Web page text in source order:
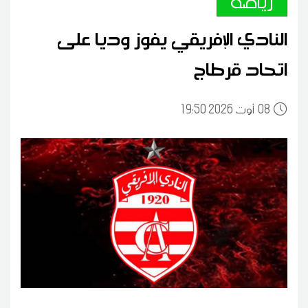
النادي الإفريقي يفوز وديا على
اتحاد قرطاج
0819:50 2026 أوت